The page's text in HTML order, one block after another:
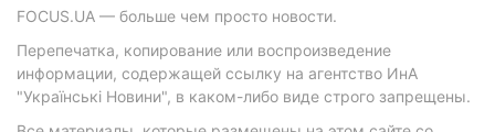
FOCUS.UA — больше чем просто новости.
Перепечатка, копирование или воспроизведение
информации, содержащей ссылку на агентство ИнА
"Українські Новини", в каком-либо виде строго запрещены.